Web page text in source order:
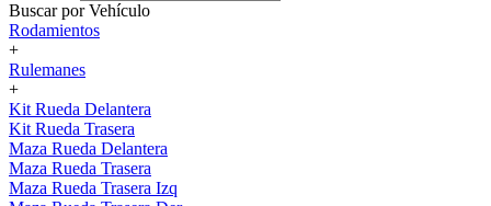
Buscar por Vehículo
Rodamientos
+
Rulemanes
+
Kit Rueda Delantera
Kit Rueda Trasera
Maza Rueda Delantera
Maza Rueda Trasera
Maza Rueda Trasera Izq